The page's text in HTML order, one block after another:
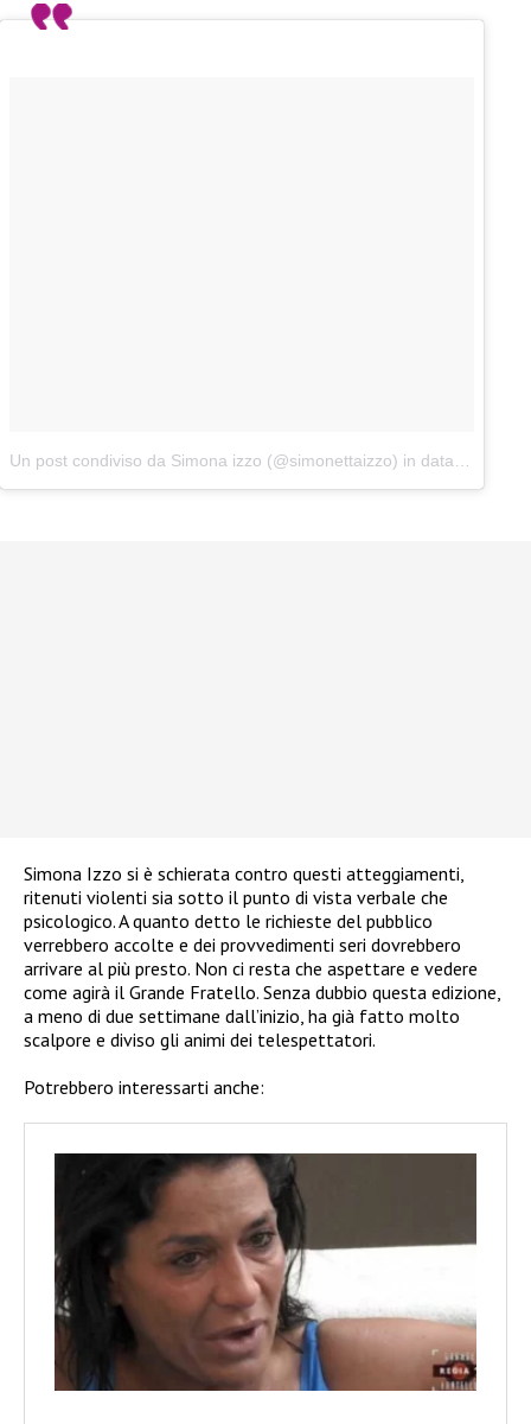
Un post condiviso da Simona izzo (@simonettaizzo) in data:
Simona Izzo si è schierata contro questi atteggiamenti,
ritenuti violenti sia sotto il punto di vista verbale che
psicologico. A quanto detto le richieste del pubblico
verrebbero accolte e dei provvedimenti seri dovrebbero
arrivare al più presto. Non ci resta che aspettare e vedere
come agirà il Grande Fratello. Senza dubbio questa edizione,
a meno di due settimane dall’inizio, ha già fatto molto
scalpore e diviso gli animi dei telespettatori.
Potrebbero interessarti anche: